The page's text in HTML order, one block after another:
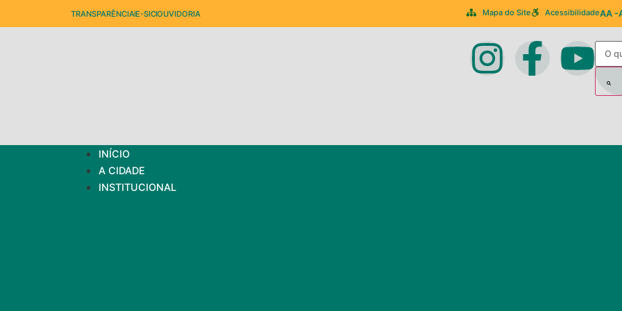
TRANSPARÊNCIAE-SICOUVIDORIA Mapa do Site AcessibilidadeAA -
INÍCIO
A CIDADE
INSTITUCIONAL